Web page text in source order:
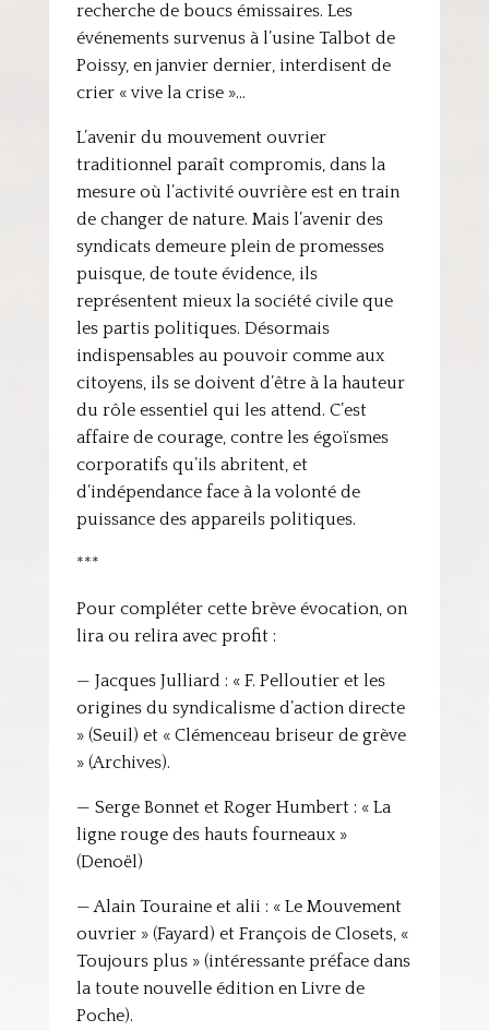
recherche de boucs émissaires. Les
événements survenus à l’usine Talbot de
Poissy, en janvier dernier, interdisent de
crier « vive la crise »…
L’avenir du mouvement ouvrier
traditionnel paraît compromis, dans la
mesure où l’activité ouvrière est en train
de changer de nature. Mais l’avenir des
syndicats demeure plein de promesses
puisque, de toute évidence, ils
représentent mieux la société civile que
les partis politiques. Désormais
indispensables au pouvoir comme aux
citoyens, ils se doivent d’être à la hauteur
du rôle essentiel qui les attend. C’est
affaire de courage, contre les égoïsmes
corporatifs qu’ils abritent, et
d’indépendance face à la volonté de
puissance des appareils politiques.
***
Pour compléter cette brève évocation, on
lira ou relira avec profit :
— Jacques Julliard : « F. Pelloutier et les
origines du syndicalisme d’action directe
» (Seuil) et « Clémenceau briseur de grève
» (Archives).
— Serge Bonnet et Roger Humbert : « La
ligne rouge des hauts fourneaux »
(Denoël)
— Alain Touraine et alii : « Le Mouvement
ouvrier » (Fayard) et François de Closets, «
Toujours plus » (intéressante préface dans
la toute nouvelle édition en Livre de
Poche).